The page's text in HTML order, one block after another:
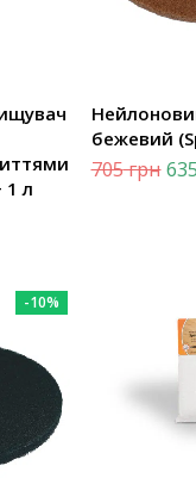
1 л
бежевий
705грн 635
-10%